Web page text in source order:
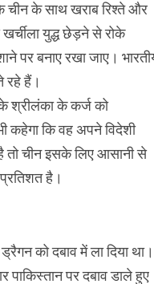
चीन के साथ खराब रिश्‍ते और
युद्ध छेड़ने से रोके
पर बनाए रखा जाए।
रहे हैं।
श्रीलंका के कर्ज को
कहेगा कि वह अपने विदेशी
तो चीन इसके लिए आसानी से
है।
को दबाव में ला दिया था।
पर दबाव डाले हुए